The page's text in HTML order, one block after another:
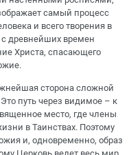
самый процесс
и всего творения в
древнейших времен
Христа, спасающего
сторона сложной
путь через видимое – к
место, где члены
в Таинствах. Поэтому
и, одновременно, образ